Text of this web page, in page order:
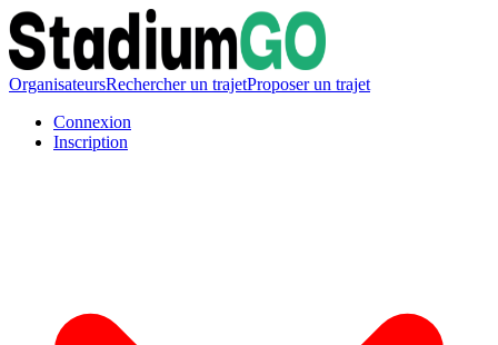
OrganisateursRechercher un trajetProposer un trajet
Connexion
Inscription